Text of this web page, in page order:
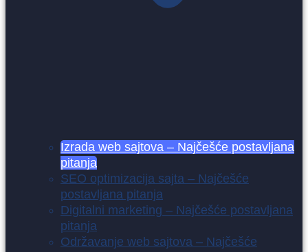
Izrada web sajtova – Najčešće postavljana
pitanja
SEO optimizacija sajta – Najčešće
postavljana pitanja
Digitalni marketing – Najčešće postavljana
pitanja
Održavanje web sajtova – Najčešće